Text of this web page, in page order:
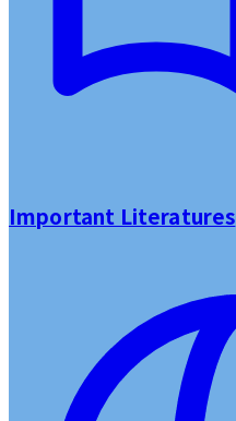
Important Literatures